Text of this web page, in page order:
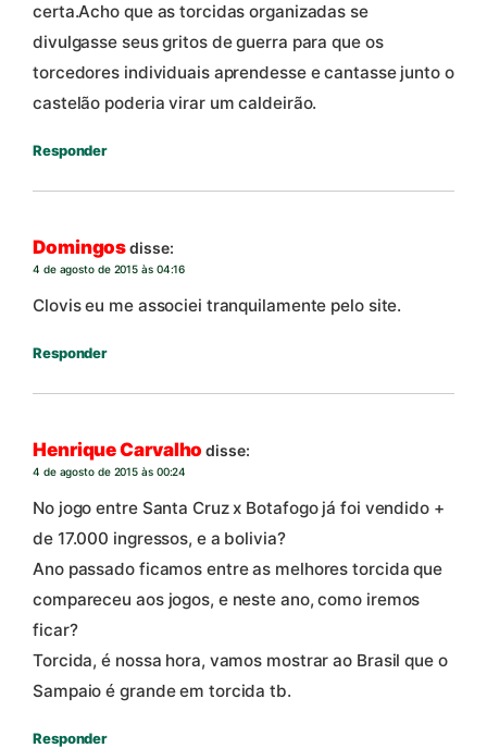
certa.Acho que as torcidas organizadas se
divulgasse seus gritos de guerra para que os
torcedores individuais aprendesse e cantasse junto o
castelão poderia virar um caldeirão.
Responder
Domingosdisse:
4 de agosto de 2015 às 04:16
Clovis eu me associei tranquilamente pelo site.
Responder
Henrique Carvalho disse:
4 de agosto de 2015 às 00:24
No jogo entre Santa Cruz x Botafogo já foi vendido +
de 17.000 ingressos, e a bolivia?
Ano passado ficamos entre as melhores torcida que
compareceu aos jogos, e neste ano, como iremos
ficar?
Torcida, é nossa hora, vamos mostrar ao Brasil que o
Sampaio é grande em torcida tb.
Responder